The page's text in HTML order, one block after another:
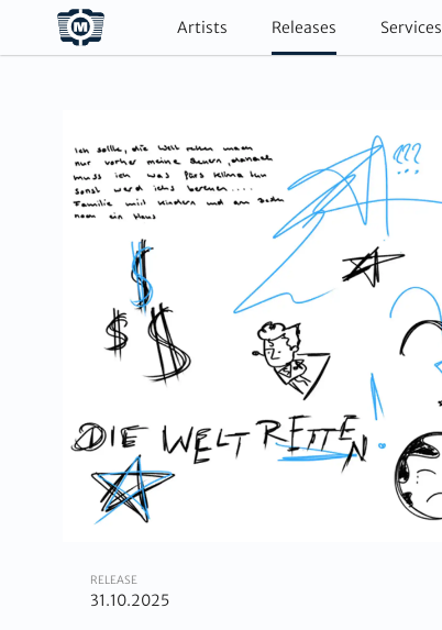
Artists Releases Services
RELEASE
31.10.2025